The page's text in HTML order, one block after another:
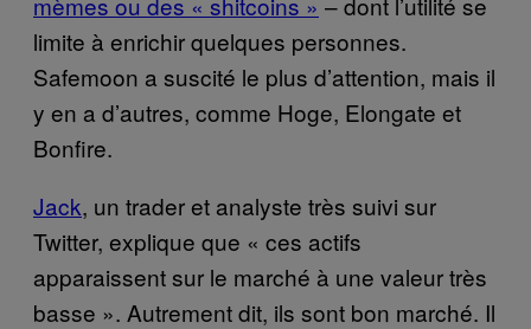
limite à enrichir quelques personnes.
Safemoon a suscité le plus d’attention, mais il
y en a d’autres, comme Hoge, Elongate et
Bonfire.
Jack, un trader et analyste très suivi sur
Twitter, explique que « ces actifs
apparaissent sur le marché à une valeur très
basse ». Autrement dit, ils sont bon marché. Il